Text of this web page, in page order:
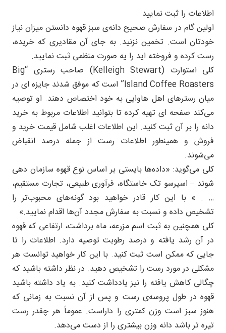
اطلاعات را ثبت نمایید
اولین گام در سفارش صحیح دانه‌ی سبز قهوه دانستن میزان نیاز
خودتان است. تخمین نزنید. به جای آن مقادیری که خریده،
رست کرده و فروخته اید را یه صورت منظمی ثبت نمایید.
کلی استوارت (Kelleigh Stewart) صاحب رستری “Big
Island Coffee Roasters” است که موفق شدند جایزه ای در
میان رسترهای اهل هاوایی به خود اختصاص دهند. او توصیه
می‌کند صفحه ای تهیه کرده تا بتوانید اطلاعات مربوط به خرید
دانه را بر آن ثبت کنید. این اطلاعات اغلب شامل قیمت خرید و
فروش و همینطور اطلاعات رست از جمله درصد انقباض
می‌شوند.
کلی می‌گوید: «داده‌ها بایستی بر اساس نوع قهوه سازمان دهی
شوند – اسپرسو تک خاستگاه، فرآوری طبیعی، تجارت مستقیم،
… . » با این کار قادر خواهید بود گونه‌های محبوب‌تر را
تشخیص داده و نسبت به سفارش مجدد آن‌ها اقدام نمایید.»
کلی همچنین به ثبت اسم مزرعه، ماه برداشت، ارتفاعی که قهوه
در آن رشد یافته و درصد رطوبت توصیه دارد. اطلاعات را تا
جایی که ممکن است ثبت کنید. با این کار خواهید توانست هر
مشکلی در مورد رست را تشخیص دهید. در نظر داشته باشید که
چگالی کاهش یافته را نیز یادداشت کنید. به یاد داشته باشید
قهوه در طول پروسه‌ی رست و پس از آن نسبت به زمانی که
هنوز سبز است وزن کمتری را داراست. عموماً هر چقدر رست
تیره تر باشد دانه وزن بیشتری را از دست می‌دهد.